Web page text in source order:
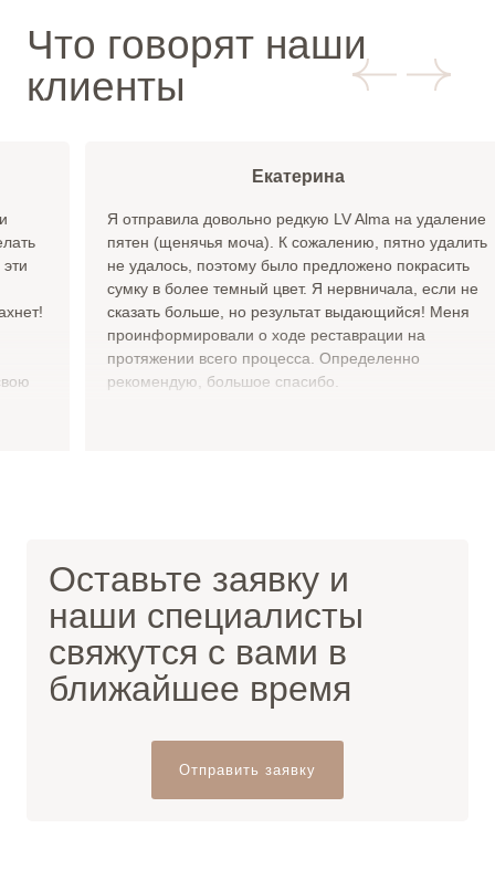
Что говорят наши
клиенты
Екатерина
Я отправила довольно редкую LV Alma на удаление
пятен (щенячья моча). К сожалению, пятно удалить
не удалось, поэтому было предложено покрасить
сумку в более темный цвет. Я нервничала, если не
сказать больше, но результат выдающийся! Меня
проинформировали о ходе реставрации на
протяжении всего процесса. Определенно
рекомендую, большое спасибо.
Оставьте заявку и
наши специалисты
свяжутся с вами в
ближайшее время
Отправить заявку